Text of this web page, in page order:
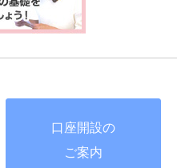
口座開設の
ご案内